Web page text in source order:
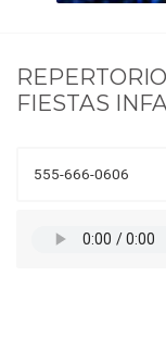
FIESTAS
555-666-0606